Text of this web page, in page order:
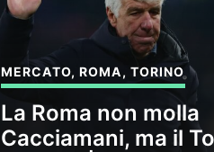
MERCATO,ROMA, TORINO
La Roma non molla
Cacciamani, ma il